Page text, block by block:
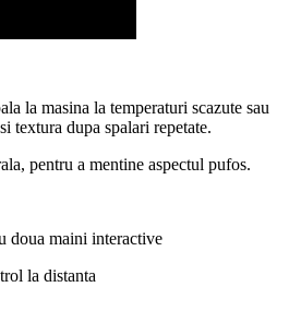
la masina la temperaturi scazute sau
textura dupa spalari repetate.
pentru a mentine aspectul pufos.
doua maini interactive
la distanta